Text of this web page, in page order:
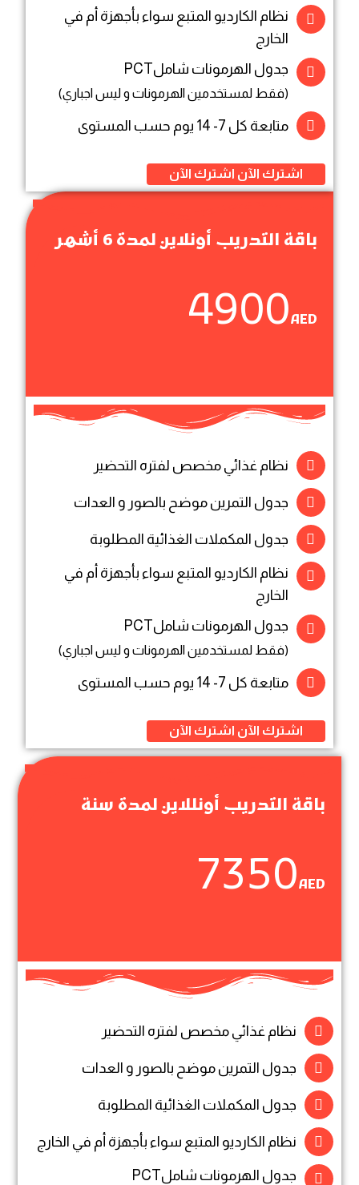
باقة التدريب أونلاين لمدة 6 أشهر
4900AED
نظام غذائي مخصص لفتره التحضير
جدول التمرين موضح بالصور و العدات
جدول المكملات الغذائية المطلوبة
نظام الكارديو المتبع سواء بأجهزة أم في
الخارج
جدول الهرمونات شاملPCT
(فقط لمستخدمين الهرمونات و ليس اجباري)
متابعة كل 7- 14 يوم حسب المستوى
اشترك الآن اشترك الآن
نظام الكارديو المتبع سواء بأجهزة أم في
الخارج
جدول الهرمونات شاملPCT
(فقط لمستخدمين الهرمونات و ليس اجباري)
متابعة كل 7- 14 يوم حسب المستوى
اشترك الآن اشترك الآن
باقة التدريب أونللاين لمدة سنة
7350AED
نظام غذائي مخصص لفتره التحضير
جدول التمرين موضح بالصور و العدات
جدول المكملات الغذائية المطلوبة
نظام الكارديو المتبع سواء بأجهزة أم في الخارج
جدول الهرمونات شاملPCT